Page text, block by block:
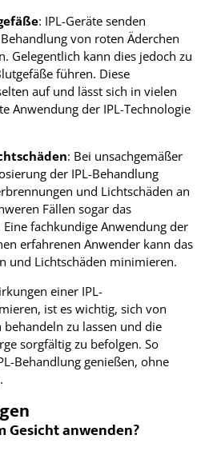
: IPL-Geräte senden
von roten Äderchen
Gelegentlich kann dies jedoch zu
führen. Diese
auf und lässt sich in vielen
Anwendung der IPL-Technologie
: Bei unsachgemäßer
der IPL-Behandlung
und Lichtschäden an
Fällen sogar das
fachkundige Anwendung der
erfahrenen Anwender kann das
und Lichtschäden minimieren.
einer IPL-
ist es wichtig, sich von
zu lassen und die
sorgfältig zu befolgen. So
Behandlung genießen, ohne
Gesicht anwenden?